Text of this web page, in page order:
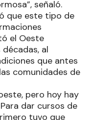
señaló.
que este tipo de
el Oeste
al
que antes
comunidades de
pero hoy hay
dar cursos de
tuvo que